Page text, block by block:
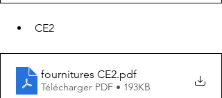
CE2
fournitures CE2.pdf
Télécharger PDF • 193KB